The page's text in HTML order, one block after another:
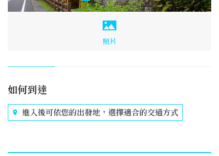
照片
如何到達
進入後可依您的出發地，選擇適合的交通方式